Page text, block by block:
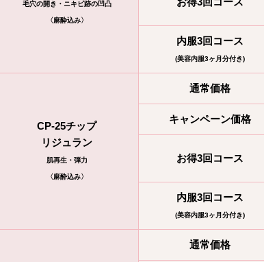
毛穴の開き・ニキビ跡の凹凸
〈麻酔込み〉
内服3回コース
(美容内服3ヶ月分付き)
CP-25チップ
リジュラン
肌再生・弾力
〈麻酔込み〉
通常価格
キャンペーン価格
お得3回コース
内服3回コース
(美容内服3ヶ月分付き)
通常価格